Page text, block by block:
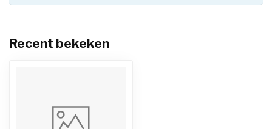
Recent bekeken